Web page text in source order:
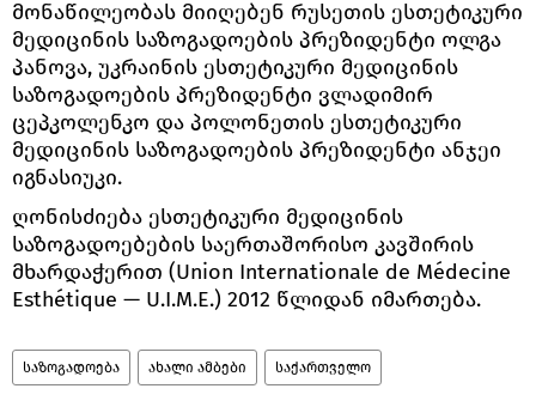
მონაწილეობას მიიღებენ რუსეთის ესთეტიკური
მედიცინის საზოგადოების პრეზიდენტი ოლგა
პანოვა, უკრაინის ესთეტიკური მედიცინის
საზოგადოების პრეზიდენტი ვლადიმირ
ცეპკოლენკო და პოლონეთის ესთეტიკური
მედიცინის საზოგადოების პრეზიდენტი ანჯეი
იგნასიუკი.
ღონისძიება ესთეტიკური მედიცინის
საზოგადოებების საერთაშორისო კავშირის
მხარდაჭერით (Union Internationale de Médecine
Esthétique — U.I.M.E.) 2012 წლიდან იმართება.
საზოგადოება ახალი ამბები საქართველო